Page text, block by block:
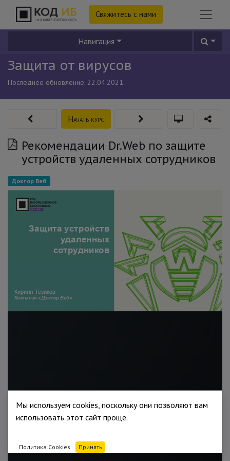
Свяжитесь с нами
Навигация
Защита от вирусов
Последнее обновление: 22.04.2021
Рекомендации Dr.Web по защите
устройств удаленных сотрудников
Начать курс
Доктор Веб
Мы используем cookies, поскольку они позволяют вам
использовать этот сайт проще.
Политика Cookies Принять